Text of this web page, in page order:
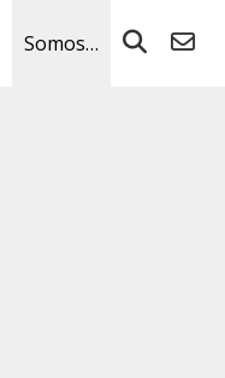
Somos…